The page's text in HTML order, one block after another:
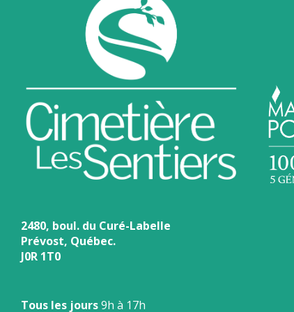
2480, boul. du Curé-Labelle
Prévost, Québec.
J0R 1T0
Tous les jours9h à 17h